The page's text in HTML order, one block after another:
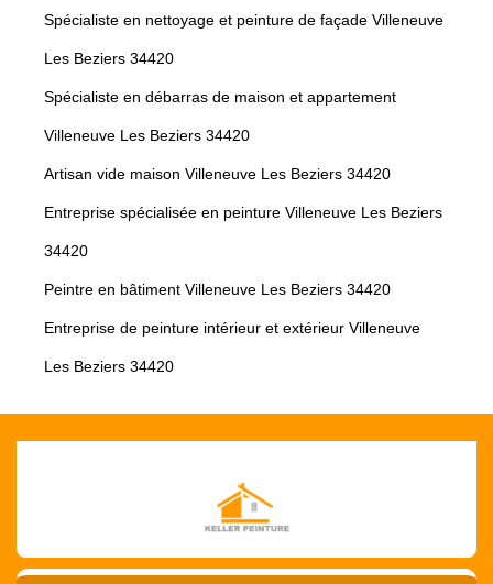
Spécialiste en nettoyage et peinture de façade Villeneuve
Les Beziers 34420
Spécialiste en débarras de maison et appartement
Villeneuve Les Beziers 34420
Artisan vide maison Villeneuve Les Beziers 34420
Entreprise spécialisée en peinture Villeneuve Les Beziers
34420
Peintre en bâtiment Villeneuve Les Beziers 34420
Entreprise de peinture intérieur et extérieur Villeneuve
Les Beziers 34420